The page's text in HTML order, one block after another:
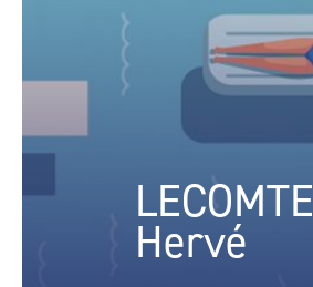
LECOMTE
Hervé